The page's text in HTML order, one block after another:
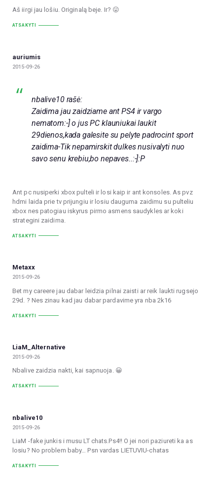
Aš iirgi jau lošiu. Originalą beje. Ir? 😛
ATSAKYTI
auriumis
2015-09-26
nbalive10 rašė:
Zaidima jau zaidziame ant PS4 ir vargo
nematom:-] o jus PC klauniukai laukit
29dienos,kada galesite su pelyte padrocint sport
zaidima-Tik nepamirskit dulkes nusivalyti nuo
savo senu krebiu,bo nepaves..:-]:P
Ant pc nusiperki xbox pulteli ir losi kaip ir ant konsoles. As pvz
hdmi laida prie tv prijungiu ir losiu dauguma zaidimu su pulteliu
xbox nes patogiau iskyrus pirmo asmens saudykles ar koki
strategini zaidima.
ATSAKYTI
Metaxx
2015-09-26
Bet my careere jau dabar leidzia pilnai zaisti ar reik laukti rugsejo
29d. ? Nes zinau kad jau dabar pardavime yra nba 2k16
ATSAKYTI
LiaM_Alternative
2015-09-26
Nbalive zaidzia nakti, kai sapnuoja. 😀
ATSAKYTI
nbalive10
2015-09-26
LiaM -fake junkis i musu LT chats.Ps4!! O jei nori paziureti ka as
losiu? No problem baby… Psn vardas LIETUVIU-chatas
ATSAKYTI